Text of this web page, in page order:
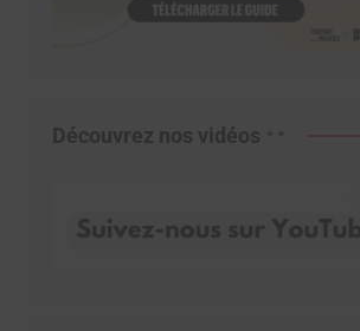
Découvrez nos vidéos